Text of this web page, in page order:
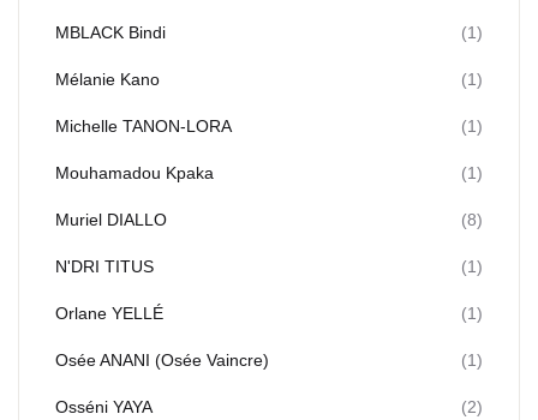
MBLACK Bindi (1)
Mélanie Kano (1)
Michelle TANON-LORA (1)
Mouhamadou Kpaka (1)
Muriel DIALLO (8)
N'DRI TITUS (1)
Orlane YELLÉ (1)
Osée ANANI (Osée Vaincre) (1)
Osséni YAYA (2)